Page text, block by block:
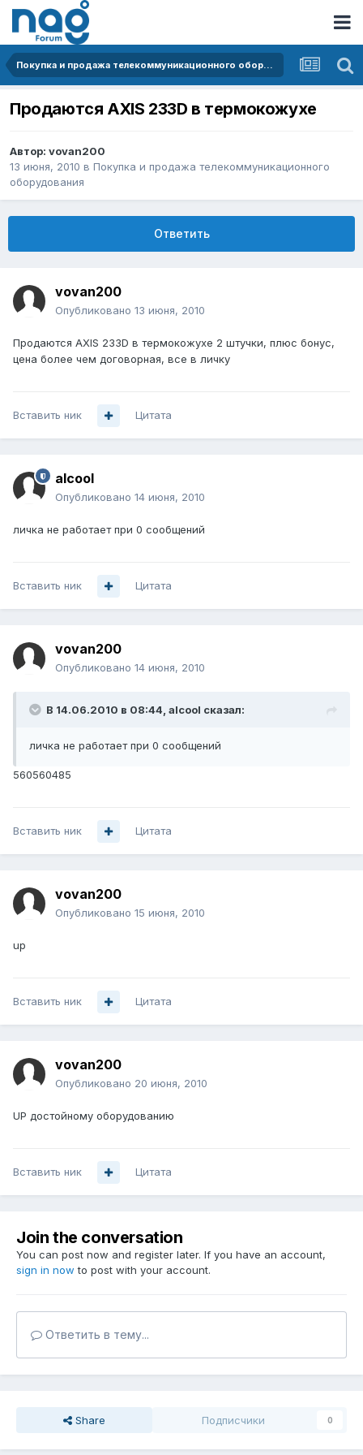
Покупка и продажа телекоммуникационного оборудования
Продаются AXIS 233D в термокожухе
Автор: vovan200
13 июня, 2010 в Покупка и продажа телекоммуникационного
оборудования
Ответить
vovan200
Опубликовано 13 июня, 2010
Продаются AXIS 233D в термокожухе 2 штучки, плюс бонус,
цена более чем договорная, все в личку
Вставить ник Цитата
alcool
Опубликовано 14 июня, 2010
личка не работает при 0 сообщений
Вставить ник Цитата
vovan200
Опубликовано 14 июня, 2010
В 14.06.2010 в 08:44, alcool сказал:
личка не работает при 0 сообщений
560560485
Вставить ник Цитата
vovan200
Опубликовано 15 июня, 2010
up
Вставить ник Цитата
vovan200
Опубликовано 20 июня, 2010
UP достойному оборудованию
Вставить ник Цитата
Join the conversation
You can post now and register later. If you have an account,
sign in now to post with your account.
Ответить в тему...
Share Подписчики 0